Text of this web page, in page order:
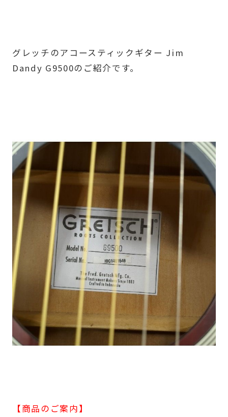
グレッチのアコースティックギター Jim
Dandy G9500のご紹介です。
【商品のご案内】